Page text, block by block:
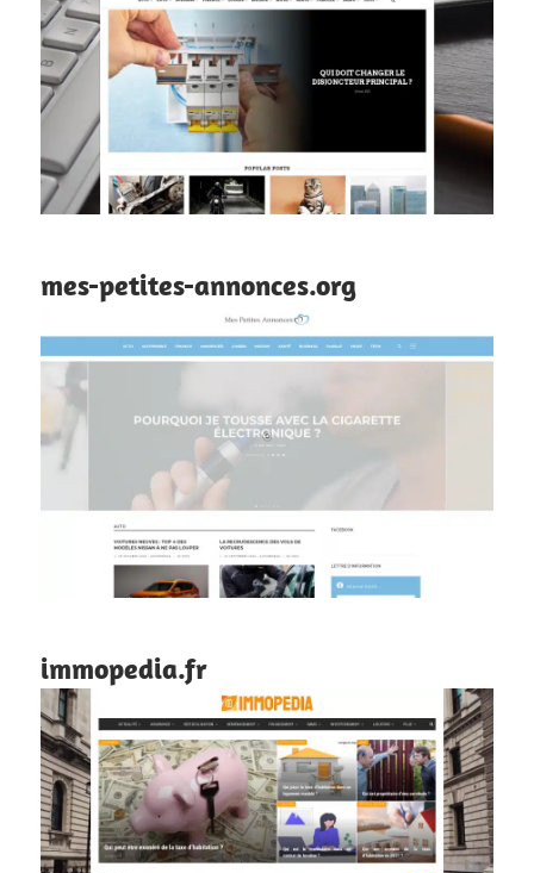
mes-petites-annonces.org
immopedia.fr